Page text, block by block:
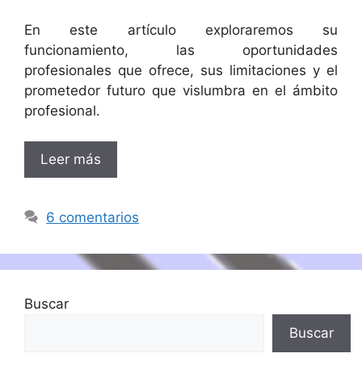
En este artículo exploraremos su
funcionamiento, las oportunidades
profesionales que ofrece, sus limitaciones y el
prometedor futuro que vislumbra en el ámbito
profesional.
Leer más
6 comentarios
Buscar
Buscar